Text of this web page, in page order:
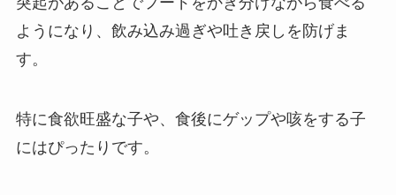
ようになり、飲み込み過ぎや吐き戻しを防げま
す。
特に食欲旺盛な子や、食後にゲップや咳をする子
にはぴったりです。